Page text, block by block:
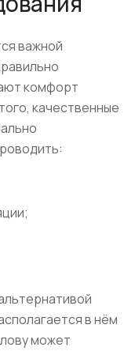
важной
комфорт
качественные
в нём
может